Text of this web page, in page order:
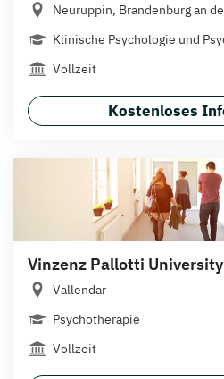
Neuruppin, Brandenburg an
Klinische Psychologie und
Vollzeit
Kostenloses
Vinzenz Pallotti University
Vallendar
Psychotherapie
Vollzeit